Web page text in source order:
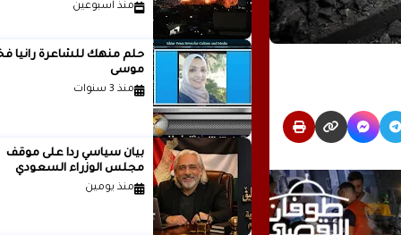
منذ اسبوعين
حلم منهك للشاعرة
موسى
منذ 3 سنوات
بيان سياسي رداً على موقف
مجلس الوزراء السعودي
منذ يومين